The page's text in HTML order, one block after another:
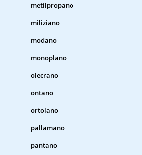
metilpropano
miliziano
modano
monoplano
olecrano
ontano
ortolano
pallamano
pantano